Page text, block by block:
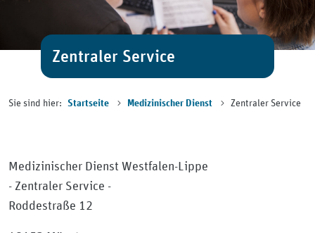
Zentraler Service
Sie sind hier: Startseite Medizinischer Dienst Zentraler Service
Medizinischer Dienst Westfalen-Lippe
- Zentraler Service -
Roddestraße 12